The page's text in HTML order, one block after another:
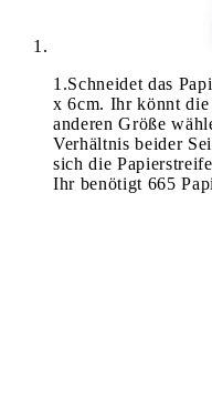
1 .Schneidet das
x 6cm. Ihr könnt die
anderen Größe
Verhältnis beider
sich die
Ihr benötigt 665